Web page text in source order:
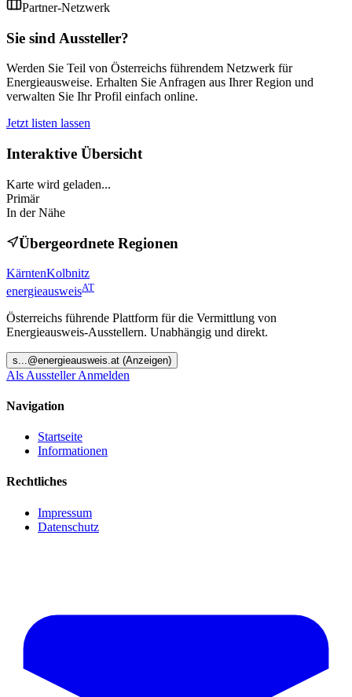
Partner-Netzwerk
Sie sind Aussteller?
Werden Sie Teil von Österreichs führendem Netzwerk für
Energieausweise. Erhalten Sie Anfragen aus Ihrer Region und
verwalten Sie Ihr Profil einfach online.
Jetzt listen lassen
Interaktive Übersicht
Karte wird geladen...
Primär
In der Nähe
Übergeordnete Regionen
KärntenKolbnitz
energieausweisAT
Österreichs führende Plattform für die Vermittlung von
Energieausweis-Ausstellern. Unabhängig und direkt.
s ...@energieausweis.at (Anzeigen)
Als Aussteller Anmelden
Navigation
Startseite
Informationen
Rechtliches
Impressum
Datenschutz